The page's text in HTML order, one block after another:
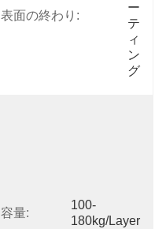
表面の終わり:
ー
テ
ィ
ン
グ
容量:
100-
180kg/layer